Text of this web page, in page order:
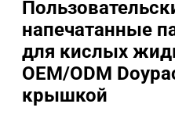
напечатанные
для кислых
OEM/ODM
крышкой